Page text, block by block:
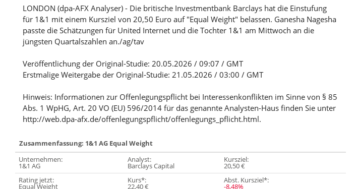
LONDON (dpa-AFX Analyser) - Die britische Investmentbank Barclays hat die Einstufung
für 1&1 mit einem Kursziel von 20,50 Euro auf "Equal Weight" belassen. Ganesha Nagesha
passte die Schätzungen für United Internet und die Tochter 1&1 am Mittwoch an die
jüngsten Quartalszahlen an./ag/tav
Veröffentlichung der Original-Studie: 20.05.2026 / 09:07 / GMT
Erstmalige Weitergabe der Original-Studie: 21.05.2026 / 03:00 / GMT
Hinweis: Informationen zur Offenlegungspflicht bei Interessenkonflikten im Sinne von § 85
Abs. 1 WpHG, Art. 20 VO (EU) 596/2014 für das genannte Analysten-Haus finden Sie unter
http://web.dpa-afx.de/offenlegungspflicht/offenlegungs_pflicht.html.
Zusammenfassung: 1&1 AG Equal Weight
Unternehmen:
1&1 AG
Analyst:
Barclays Capital
Kursziel:
20,50 €
Rating jetzt:
Equal Weight
Kurs*:
22,40 €
Abst. Kursziel*:
-8,48%